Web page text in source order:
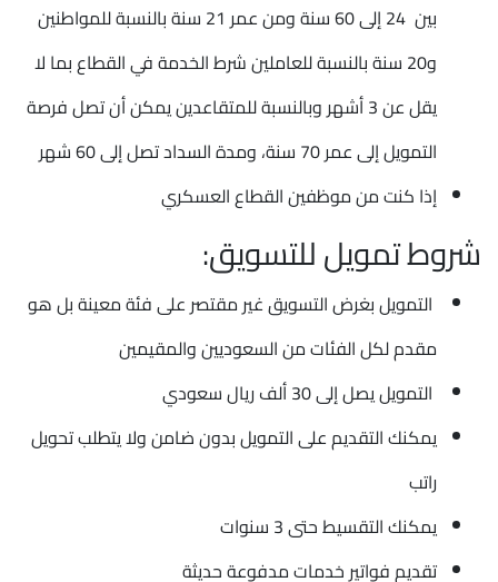
بين 24 إلى 60 سنة ومن عمر 21 سنة بالنسبة للمواطنين
و20 سنة بالنسبة للعاملين شرط الخدمة في القطاع بما لا
يقل عن 3 أشهر وبالنسبة للمتقاعدين يمكن أن تصل فرصة
التمويل إلى عمر 70 سنة، ومدة السداد تصل إلى 60 شهر
إذا كنت من موظفين القطاع العسكري
شروط تمويل للتسويق:
التمويل بغرض التسويق غير مقتصر على فئة معينة بل هو
مقدم لكل الفئات من السعوديين والمقيمين
التمويل يصل إلى 30 ألف ريال سعودي
يمكنك التقديم على التمويل بدون ضامن ولا يتطلب تحويل
راتب
يمكنك التقسيط حتى 3 سنوات
تقديم فواتير خدمات مدفوعة حديثة